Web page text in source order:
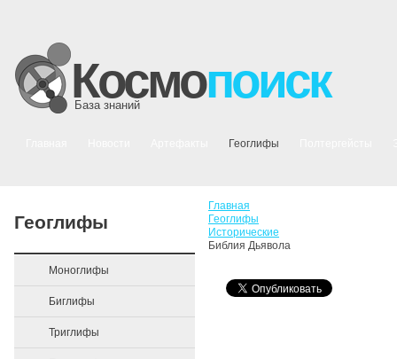
Космопоиск
База знаний
Геоглифы
Геоглифы
Моноглифы
Биглифы
Триглифы
Главная
Геоглифы
Исторические
Библия Дьявола